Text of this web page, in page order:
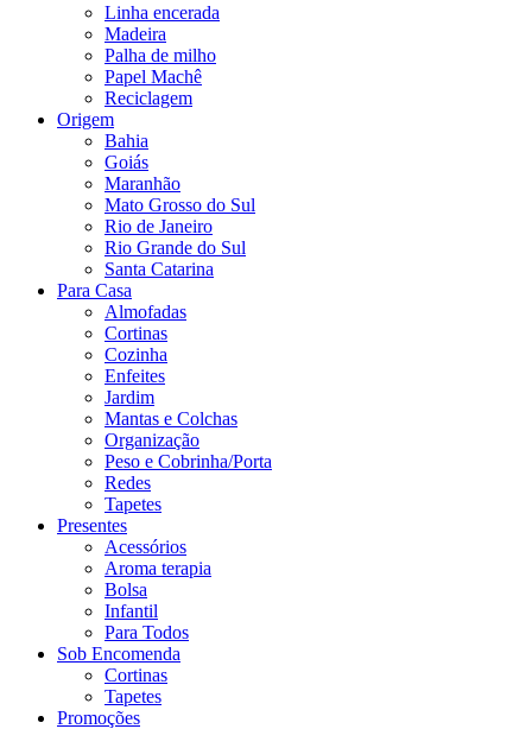
Linha encerada
Madeira
Palha de milho
Papel Machê
Reciclagem
Origem
Bahia
Goiás
Maranhão
Mato Grosso do Sul
Rio de Janeiro
Rio Grande do Sul
Santa Catarina
Para Casa
Almofadas
Cortinas
Cozinha
Enfeites
Jardim
Mantas e Colchas
Organização
Peso e Cobrinha/Porta
Redes
Tapetes
Presentes
Acessórios
Aroma terapia
Bolsa
Infantil
Para Todos
Sob Encomenda
Cortinas
Tapetes
Promoções